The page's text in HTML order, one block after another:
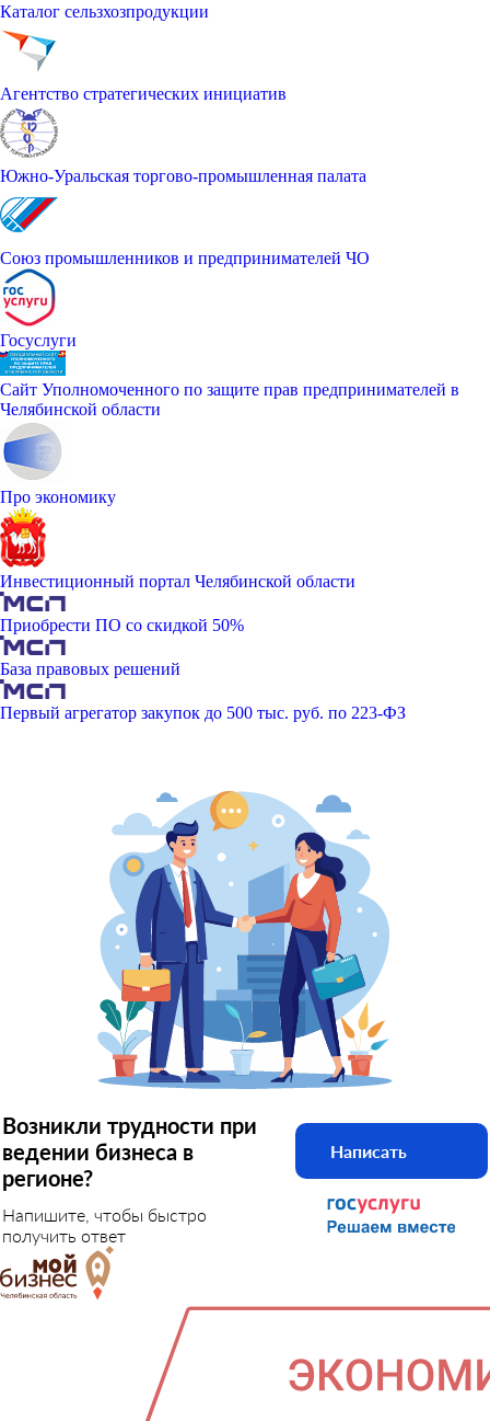
Каталог сельзхозпродукции
Агентство стратегических инициатив
Южно-Уральская торгово-промышленная палата
Союз промышленников и предпринимателей ЧО
Госуслуги
Сайт Уполномоченного по защите прав предпринимателей в
Челябинской области
Про экономику
Инвестиционный портал Челябинской области
Приобрести ПО со скидкой 50%
База правовых решений
Первый агрегатор закупок до 500 тыс. руб. по 223-ФЗ
Возникли трудности при
ведении бизнеса в
регионе?
Напишите, чтобы быстро
получить ответ
Написать